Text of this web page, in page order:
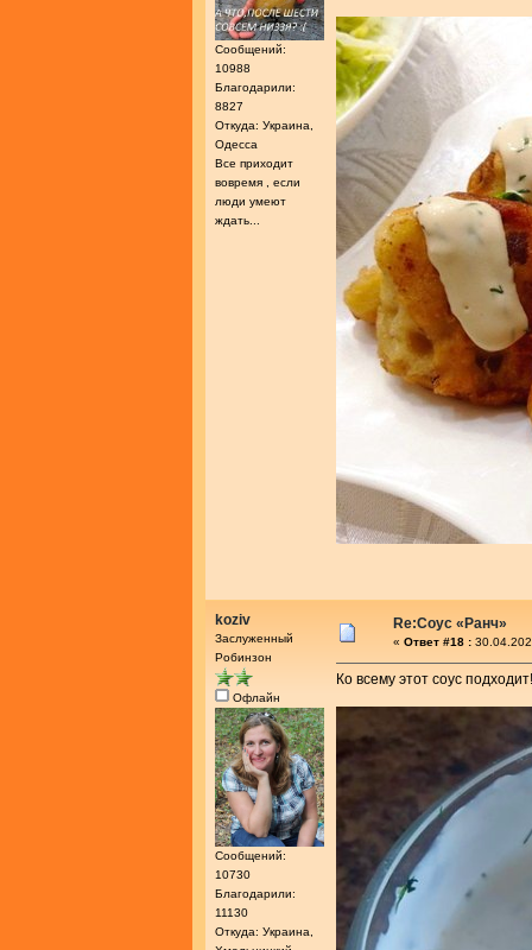
Сообщений:
10988
Благодарили:
8827
Откуда: Украина,
Одесса
Все приходит
вовремя , если
люди умеют
ждать...
koziv
Заслуженный
Робинзон
Офлайн
Сообщений:
10730
Благодарили:
11130
Откуда: Украина,
Re:Соус «Ранч»
« Ответ #18 :
Ко всему этот соус подходит!